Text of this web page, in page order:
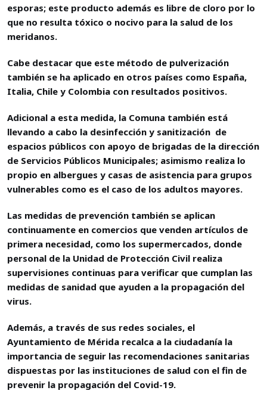
esporas; este producto además es libre de cloro por lo
que no resulta tóxico o nocivo para la salud de los
meridanos.
Cabe destacar que este método de pulverización
también se ha aplicado en otros países como España,
Italia, Chile y Colombia con resultados positivos.
Adicional a esta medida, la Comuna también está
llevando a cabo la desinfección y sanitización de
espacios públicos con apoyo de brigadas de la dirección
de Servicios Públicos Municipales; asimismo realiza lo
propio en albergues y casas de asistencia para grupos
vulnerables como es el caso de los adultos mayores.
Las medidas de prevención también se aplican
continuamente en comercios que venden artículos de
primera necesidad, como los supermercados, donde
personal de la Unidad de Protección Civil realiza
supervisiones continuas para verificar que cumplan las
medidas de sanidad que ayuden a la propagación del
virus.
Además, a través de sus redes sociales, el
Ayuntamiento de Mérida recalca a la ciudadanía la
importancia de seguir las recomendaciones sanitarias
dispuestas por las instituciones de salud con el fin de
prevenir la propagación del Covid-19.